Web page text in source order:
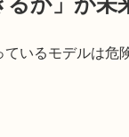
いるモデルは危